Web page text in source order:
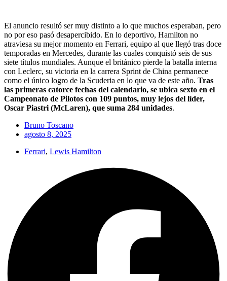
El anuncio resultó ser muy distinto a lo que muchos esperaban, pero
no por eso pasó desapercibido. En lo deportivo, Hamilton no
atraviesa su mejor momento en Ferrari, equipo al que llegó tras doce
temporadas en Mercedes, durante las cuales conquistó seis de sus
siete títulos mundiales. Aunque el británico pierde la batalla interna
con Leclerc, su victoria en la carrera Sprint de China permanece
como el único logro de la Scuderia en lo que va de este año. Tras
las primeras catorce fechas del calendario, se ubica sexto en el
Campeonato de Pilotos con 109 puntos, muy lejos del líder,
Oscar Piastri (McLaren), que suma 284 unidades.
Bruno Toscano
agosto 8, 2025
Ferrari, Lewis Hamilton